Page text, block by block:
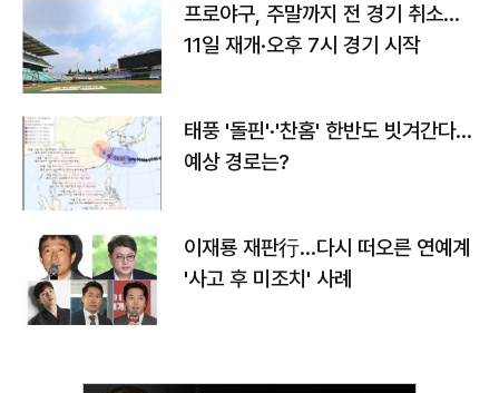
프로야구, 주말까지 전 경기 취소…
11일 재개·오후 7시 경기 시작
태풍 '돌핀'·'찬홈' 한반도 빗겨간다…
예상 경로는?
이재룡 재판行…다시 떠오른 연예계
'사고 후 미조치' 사례